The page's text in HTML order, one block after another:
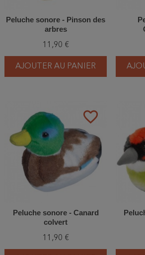
Peluche sonore - Pinson des
arbres
11,90 €
AJOUTER AU PANIER
favorite_border
Peluche sonore - Canard
colvert
11,90 €